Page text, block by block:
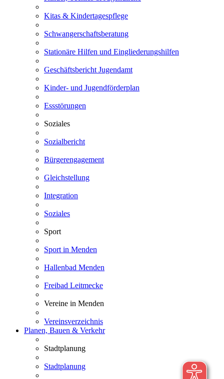
Kitas & Kindertagespflege
Schwangerschaftsberatung
Stationäre Hilfen und Eingliederungshilfen
Geschäftsbericht Jugendamt
Kinder- und Jugendförderplan
Essstörungen
Soziales
Sozialbericht
Bürgerengagement
Gleichstellung
Integration
Soziales
Sport
Sport in Menden
Hallenbad Menden
Freibad Leitmecke
Vereine in Menden
Vereinsverzeichnis
Planen, Bauen & Verkehr
Stadtplanung
Stadtplanung